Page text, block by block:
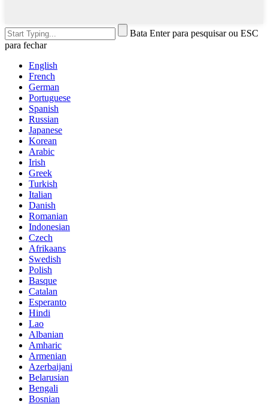
Bata Enter para pesquisar ou ESC
para fechar
English
French
German
Portuguese
Spanish
Russian
Japanese
Korean
Arabic
Irish
Greek
Turkish
Italian
Danish
Romanian
Indonesian
Czech
Afrikaans
Swedish
Polish
Basque
Catalan
Esperanto
Hindi
Lao
Albanian
Amharic
Armenian
Azerbaijani
Belarusian
Bengali
Bosnian